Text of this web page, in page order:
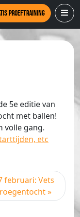
proeftraining
5e editie van
met ballen!
volle gang.
etc
februari: Vets